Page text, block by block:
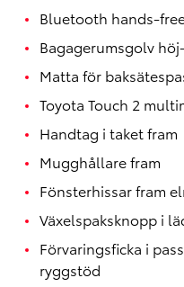
Bluetooth hands-
Bagagerumsgolv
Matta för
Toyota Touch 2
Handtag i taket fram
Mugghållare fram
Fönsterhissar fram
Växelspaksknopp i
Förvaringsficka i
ryggstöd